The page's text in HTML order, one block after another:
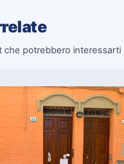
che potrebbero interessarti